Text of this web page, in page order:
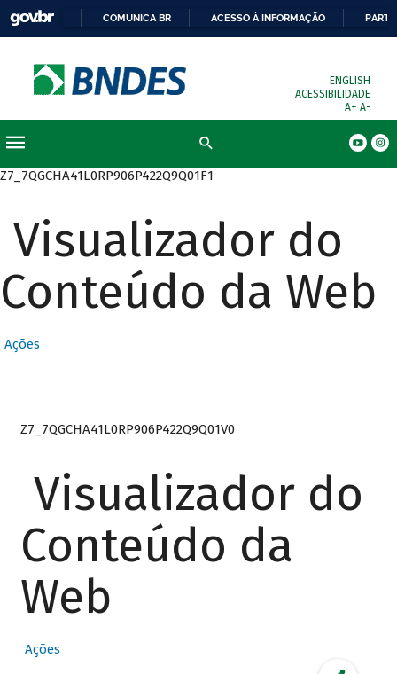
COMUNICA BR ACESSO À INFORMAÇÃO
ENGLISH
ACESSIBILIDADE
A+ A-
Z7_7QGCHA41L0RP906P422Q9Q01F1
Visualizador do
Conteúdo da Web
Ações
Z7_7QGCHA41L0RP906P422Q9Q01V0
Visualizador do
Conteúdo da
Web
Ações